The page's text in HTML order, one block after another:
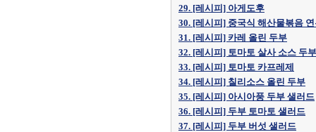
29. [레시피] 아게도후
30. [레시피] 중국식 해산물볶음
31. [레시피] 카레 올린 두부
32. [레시피] 토마토 살사 소스 두부
33. [레시피] 토마토 카프레제
34. [레시피] 칠리소스 올린 두부
35. [레시피] 아시아풍 두부 샐러드
36. [레시피] 두부 토마토 샐러드
37. [레시피] 두부 버섯 샐러드